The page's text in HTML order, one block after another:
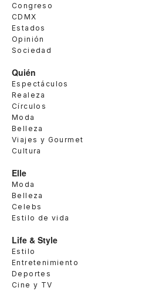
Congreso
CDMX
Estados
Opinión
Sociedad
Quién
Espectáculos
Realeza
Círculos
Moda
Belleza
Viajes y Gourmet
Cultura
Elle
Moda
Belleza
Celebs
Estilo de vida
Life & Style
Estilo
Entretenimiento
Deportes
Cine y TV